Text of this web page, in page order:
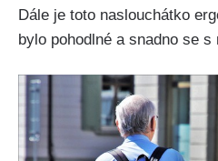
Dále je toto naslouchátko
bylo pohodlné a snadno se s